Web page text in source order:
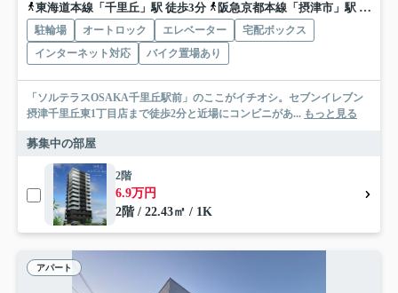
東海道本線「千里丘」駅 徒歩3分
阪急京都本線「摂津市」駅 徒歩6分
駐輪場 オートロック エレベーター
宅配ボックス
インターネット対応
バイク置場あり
「ソルテラスOSAKA千里丘駅前」のここがイチオシ。セブンイレブン
摂津千里丘東1丁目店まで徒歩2分と近場にコンビニがあ... もっと見る
募集中の部屋
2階
6.9万円
2階 / 22.43㎡ / 1K
アパート